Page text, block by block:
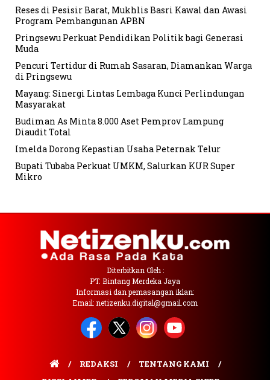
Reses di Pesisir Barat, Mukhlis Basri Kawal dan Awasi
Program Pembangunan APBN
Pringsewu Perkuat Pendidikan Politik bagi Generasi
Muda
Pencuri Tertidur di Rumah Sasaran, Diamankan Warga
di Pringsewu
Mayang: Sinergi Lintas Lembaga Kunci Perlindungan
Masyarakat
Budiman As Minta 8.000 Aset Pemprov Lampung
Diaudit Total
Imelda Dorong Kepastian Usaha Peternak Telur
Bupati Tubaba Perkuat UMKM, Salurkan KUR Super
Mikro
Diterbitkan Oleh :
PT. Bintang Merdeka Jaya
Informasi dan pemasangan iklan:
Email: netizenku.digital@gmail.com
REDAKSI
TENTANG KAMI